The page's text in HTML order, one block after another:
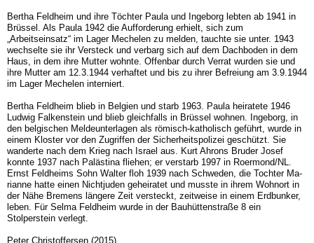
Bertha Feldheim und ihre Töchter Paula und Ingeborg lebten ab 1941 in
Brüssel. Als Paula 1942 die Aufforderung erhielt, sich zum
„Arbeitseinsatz“ im Lager Mechelen zu melden, tauchte sie unter. 1943
wechselte sie ihr Versteck und verbarg sich auf dem Dachboden in dem
Haus, in dem ihre Mutter wohnte. Offenbar durch Verrat wurden sie und
ihre Mutter am 12.3.1944 verhaftet und bis zu ihrer Befreiung am 3.9.1944
im Lager Mechelen interniert.
Bertha Feldheim blieb in Belgien und starb 1963. Paula heiratete 1946
Ludwig Falkenstein und blieb gleichfalls in Brüssel wohnen. Ingeborg, in
den bel­gischen Meldeunterlagen als römisch-katholisch geführt, wurde in
einem Kloster vor den Zugriffen der Sicherheitspolizei geschützt. Sie
wanderte nach dem Krieg nach Israel aus. Kurt Ahrons Bruder Josef
konnte 1937 nach Palästina fliehen; er verstarb 1997 in Roermond/NL.
Ernst Feldheims Sohn Walter floh 1939 nach Schweden, die Tochter Ma­
rianne hatte einen Nichtjuden geheiratet und musste in ihrem Wohnort in
der Nähe Bre­mens längere Zeit versteckt, zeitweise in einem Erdbunker,
leben. Für Selma Feldheim wurde in der Bauhüttenstraße 8 ein
Stolperstein verlegt.
Peter Christoffersen (2015)